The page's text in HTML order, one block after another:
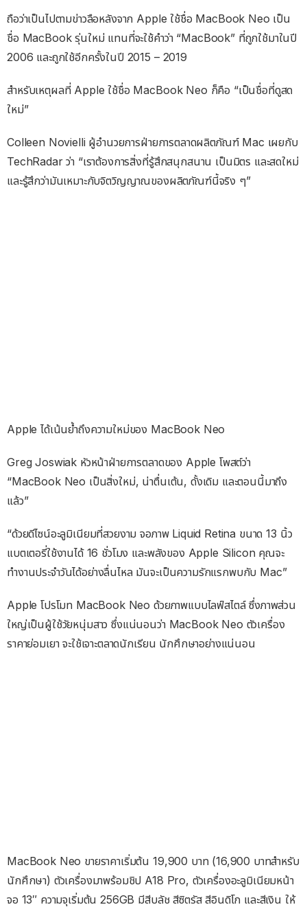
ถือว่าเป็นไปตามข่าวลือหลังจาก Apple ใช้ชื่อ MacBook Neo เป็น
ชื่อ MacBook รุ่นใหม่ แทนที่จะใช้คำว่า “MacBook” ที่ถูกใช้มาในปี
2006 และถูกใช้อีกครั้งในปี 2015 – 2019
สำหรับเหตุผลที่ Apple ใช้ชื่อ MacBook Neo ก็คือ “เป็นชื่อที่ดูสด
ใหม่”
Colleen Novielli ผู้อำนวยการฝ่ายการตลาดผลิตภัณฑ์ Mac เผยกับ
TechRadar ว่า “เราต้องการสิ่งที่รู้สึกสนุกสนาน เป็นมิตร และสดใหม่
และรู้สึกว่ามันเหมาะกับจิตวิญญาณของผลิตภัณฑ์นี้จริง ๆ”
Apple ได้เน้นย้ำถึงความใหม่ของ MacBook Neo
Greg Joswiak หัวหน้าฝ่ายการตลาดของ Apple โพสต์ว่า
“MacBook Neo เป็นสิ่งใหม่, น่าตื่นเต้น, ดั้งเดิม และตอนนี้มาถึง
แล้ว”
“ด้วยดีไซน์อะลูมิเนียมที่สวยงาม จอภาพ Liquid Retina ขนาด 13 นิ้ว
แบตเตอรี่ใช้งานได้ 16 ชั่วโมง และพลังของ Apple Silicon คุณจะ
ทำงานประจำวันได้อย่างลื่นไหล มันจะเป็นความรักแรกพบกับ Mac”
Apple โปรโมท MacBook Neo ด้วยภาพแบบไลฟ์สไตล์ ซึ่งภาพส่วน
ใหญ่เป็นผู้ใช้วัยหนุ่มสาว ซึ่งแน่นอนว่า MacBook Neo ตัวเครื่อง
ราคาย่อมเยา จะใช้เจาะตลาดนักเรียน นักศึกษาอย่างแน่นอน
MacBook Neo ขายราคาเริ่มต้น 19,900 บาท (16,900 บาทสำหรับ
นักศึกษา) ตัวเครื่องมาพร้อมชิป A18 Pro, ตัวเครื่องอะลูมิเนียมหน้า
จอ 13″ ความจุเริ่มต้น 256GB มีสีบลัช สีซิตรัส สีอินดิโก และสีเงิน ให้